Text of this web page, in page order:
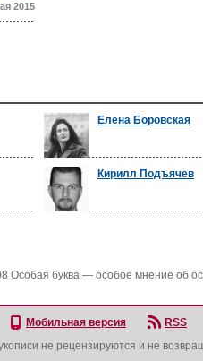
2015
Елена Боровская
Кирилл Подъячев
Особая буква — особое мнение об
Мобильная версия
RSS
не рецензируются и не